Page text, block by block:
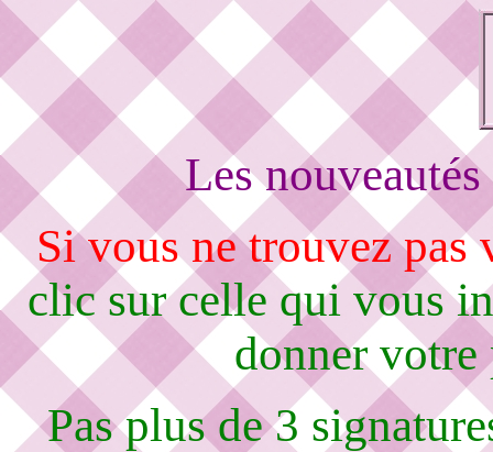
Les
Si vous ne trouvez pas
clic sur celle qui vous
donner votre
Pas plus de 3